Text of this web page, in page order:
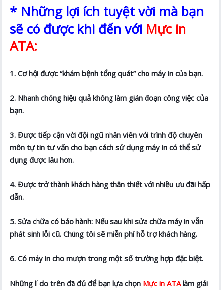
* Những lợi ích tuyệt vời mà bạn
sẽ có được khi đến với Mực in
ATA:
1. Cơ hội được “khám bệnh tổng quát” cho máy in của bạn.
2. Nhanh chóng hiệu quả không làm gián đoạn công việc của
bạn.
3. Được tiếp cận vời đội ngũ nhân viên với trình độ chuyên
môn tự tin tư vấn cho bạn cách sử dụng máy in có thể sử
dụng được lâu hơn.
4. Được trở thành khách hàng thân thiết với nhiều ưu đãi hấp
dẫn.
5. Sửa chữa có bảo hành: Nếu sau khi sửa chữa máy in vẫn
phát sinh lỗi cũ. Chúng tôi sẽ miễn phí hỗ trợ khách hàng.
6. Có máy in cho mượn trong một số trường hợp đặc biệt.
Những lí do trên đã đủ để bạn lựa chọn Mực in ATAlàm giải